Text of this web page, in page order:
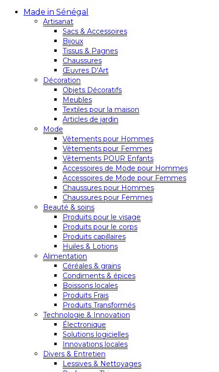
Made in Sénégal
Artisanat
Sacs & Accessoires
Bijoux
Tissus & Pagnes
Chaussures
Œuvres D’Art
Décoration
Objets Décoratifs
Meubles
Textiles pour la maison
Articles de jardin
Mode
Vêtements pour Hommes
Vêtements pour Femmes
Vêtements POUR Enfants
Accessoires de Mode pour Hommes
Accessoires de Mode pour Femmes
Chaussures pour Hommes
Chaussures pour Femmes
Beauté & soins
Produits pour le visage
Produits pour le corps
Produits capillaires
Huiles & Lotions
Alimentation
Céréales & grains
Condiments & épices
Boissons locales
Produits Frais
Produits Transformés
Technologie & Innovation
Électronique
Solutions logicielles
Innovations locales
Divers & Entretien
Lessives & Nettoyages